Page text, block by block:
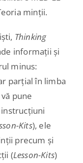
minții.
Thinking
informații și
minus:
parțial în limba
pune
Kits), ele
precum și
(Lesson-Kits)